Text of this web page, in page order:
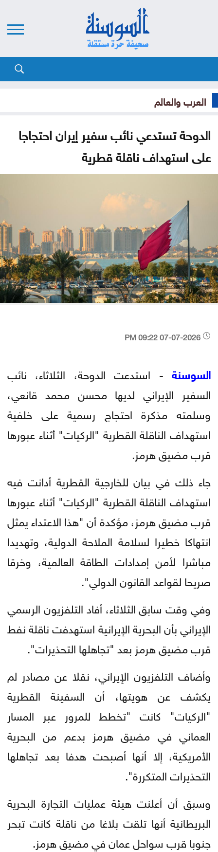
العرب والعالم
الدوحة تستدعي نائب سفير إيران احتجاجا
على استهداف ناقلة قطرية
السوسنة - استدعت الدوحة، الثلاثاء، نائب
السفير الإيراني لديها محسن محمد قانعي،
وسلمته مذكرة احتجاج رسمية على خلفية
استهداف الناقلة القطرية "الركيات" أثناء عبورها
قرب مضيق هرمز.
جاء ذلك في بيان للخارجية القطرية أدانت فيه
استهداف الناقلة القطرية "الركيات" أثناء عبورها
قرب مضيق هرمز، مؤكدة أن "هذا الاعتداء يمثل
انتهاكا خطيرا لسلامة الملاحة الدولية، وتهديدا
مباشرا لأمن إمدادات الطاقة العالمية، وخرقا
صريحا لقواعد القانون الدولي".
وفي وقت سابق الثلاثاء، أفاد التلفزيون الرسمي
الإيراني بأن البحرية الإيرانية استهدفت ناقلة نفط
قرب مضيق هرمز بعد "تجاهلها التحذيرات".
وأضاف التلفزيون الإيراني، نقلا عن مصادر لم
يكشف عن هويتها، أن السفينة القطرية
"الركيات" كانت "تخطط للمرور عبر المسار
العماني في مضيق هرمز بدعم من البحرية
الأمريكية، إلا أنها أصبحت هدفا بعد تجاهلها
التحذيرات المتكررة".
وسبق أن أعلنت هيئة عمليات التجارة البحرية
البريطانية أنها تلقت بلاغا من ناقلة كانت تبحر
جنوبا قرب سواحل عمان في مضيق هرمز.